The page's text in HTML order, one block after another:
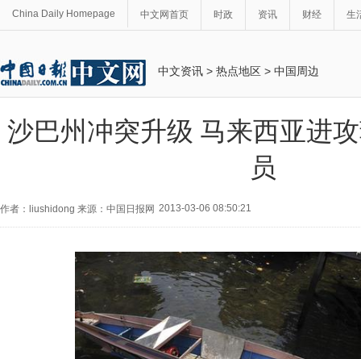
China Daily Homepage 中文网首页 时政 资讯 财经 生
中文资讯 > 热点地区 > 中国周边
沙巴州冲突升级 马来西亚进
员
作者：liushidong 来源：中国日报网 2013-03-06 08:50:21